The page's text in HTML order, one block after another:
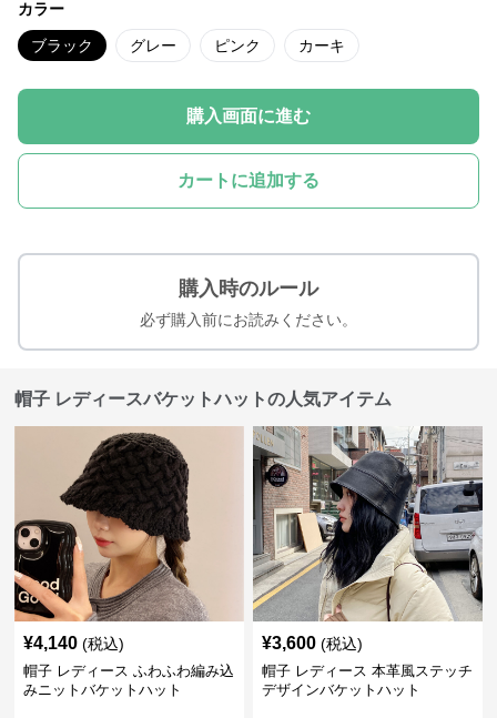
カラー
ブラック グレー ピンク カーキ
購入画面に進む
カートに追加する
購入時のルール
必ず購入前にお読みください。
帽子 レディースバケットハットの人気アイテム
¥4,140 (税込)
帽子 レディース ふわふわ編み込
みニットバケットハット
¥3,600 (税込)
帽子 レディース 本革風ステッチ
デザインバケットハット